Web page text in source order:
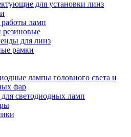
для установки линз
ламп
резиновые
для линз
рамки
лампы головного света и
фар
светодиодных ламп